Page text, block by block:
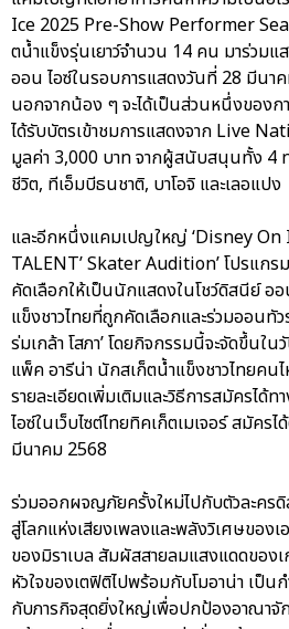
Ice 2025 Pre-Show Performer
ตน้ำแข็งรุ่นเยาว์จำนวน 14 คน มาร่วม
ออน ไอซ์ในรอบการแสดงวันที่ 28 มีนา
นอกจากน้อง ๆ จะได้เป็นส่วนหนึ่งของ
ได้รับบัตรเข้าชมการแสดงจาก Live
มูลค่า 3,000 บาท จากผู้สนับสนุนทั้ง 4
ชีวิต, ทีเอ็มบีธนชาติ, บาโอจิ และเลอแปง
และอีกหนึ่งแคมเปญใหญ่ ‘Disney On
TALENT’ Skater Audition’ โปรแกร
คัดเลือกให้เป็นนักแสดงในโชว์ดิสนีย์ อ
แข็งชาวไทยที่ถูกคัดเลือกและร่วมออนทั
ร่มเกล้า โสภา’ โดยกิจกรรมนี้จะจัดขึ้น
แพ็ค อารีน่า นักสเก็ตน้ำแข็งชาวไทยคน
รายละเอียดเพิ่มเติมและวิธีการสมัครได้
ไอซ์ในเว็บไซต์ไทยทิคเก็ตเมเจอร์ สมัค
มีนาคม 2568
ร่วมออกผจญภัยครั้งใหม่ไปกับตัวละคร
สู่โลกแห่งเสียงเพลงและพลังวิเศษของ
ของมิราเบล สัมผัสสายลมแสงแดดของ
หัวใจของเตฟิติไปพร้อมกับโมอาน่า เป็น
กับภารกิจสุดยิ่งใหญ่เพื่อปกป้องอาณาจั